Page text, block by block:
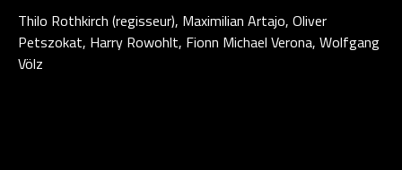
Thilo Rothkirch (regisseur), Maximilian Artajo, Oliver
Petszokat, Harry Rowohlt, Fionn Michael Verona, Wolfgang
Völz